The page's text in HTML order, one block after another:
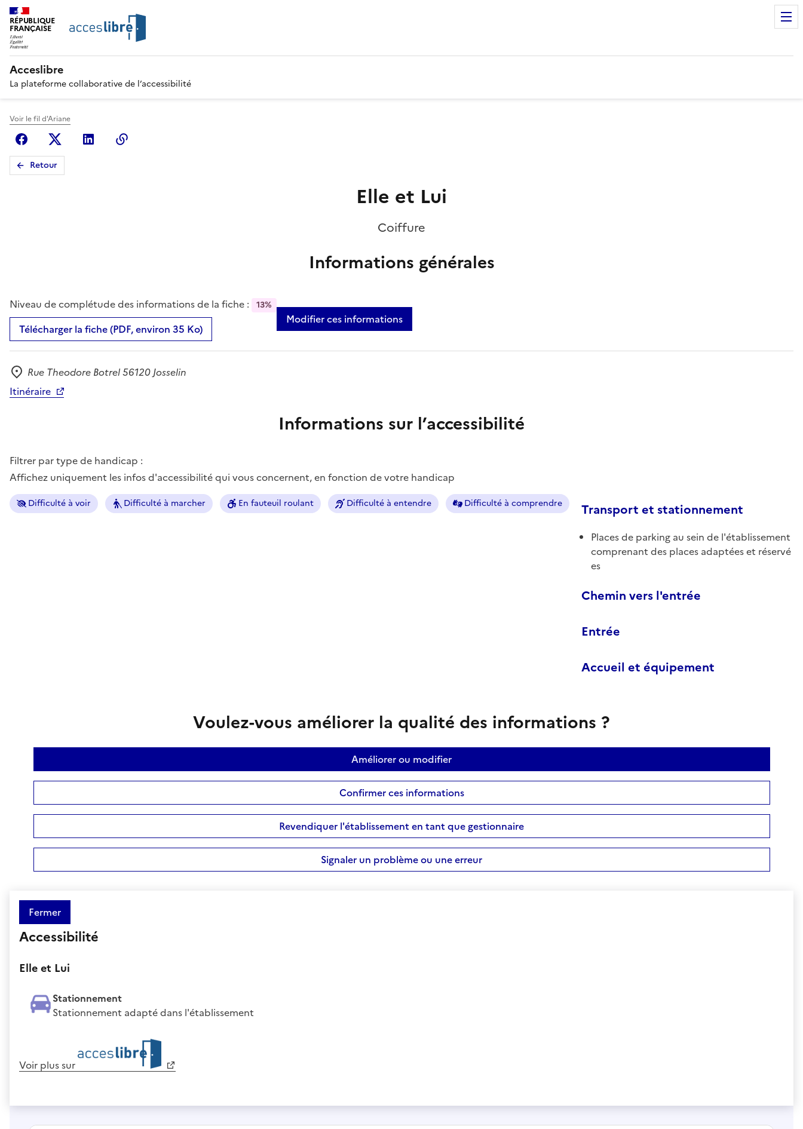
RÉPUBLIQUE
FRANÇAISE
Acceslibre
La plateforme collaborative de l’accessibilité
Voir le fil d'Ariane
FacebookX (anciennement Twitter)
Linkedin
Retour
Elle et Lui
Coiffure
Informations générales
Niveau de complétude des informations de la fiche : 13%
Télécharger la fiche (PDF, environ 35 Ko)
Modifier ces informations
Adresse
Rue Theodore Botrel 56120 Josselin
Itinéraire
Informations sur l’accessibilité
Filtrer par type de handicap :
Affichez uniquement les infos d'accessibilité qui vous concernent, en fonction de votre handicap
Difficulté à voir Difficulté à marcher En fauteuil roulant Difficulté à entendre Difficulté à comprendre Transport et stationnement
Places de parking au sein de l'établissement
comprenant des places adaptées et réservé
es
Chemin vers l'entrée
Entrée
Accueil et équipement
Voulez-vous améliorer la qualité des informations ?
Améliorer ou modifier
Confirmer ces informations
Revendiquer l'établissement en tant que gestionnaire
Signaler un problème ou une erreur
Fermer
Accessibilité
Elle et Lui
Stationnement
Stationnement adapté dans l'établissement
Voir plus sur